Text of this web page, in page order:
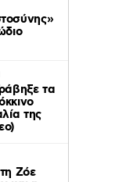
τα
της
Ζόε